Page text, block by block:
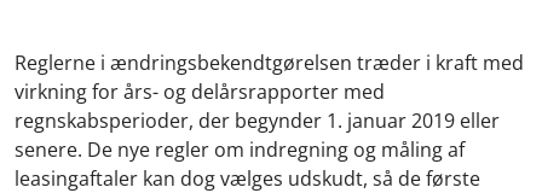
Reglerne i ændringsbekendtgørelsen træder i kraft med
virkning for års- og delårsrapporter med
regnskabsperioder, der begynder 1. januar 2019 eller
senere. De nye regler om indregning og måling af
leasingaftaler kan dog vælges udskudt, så de første